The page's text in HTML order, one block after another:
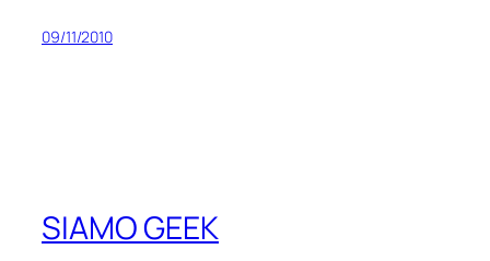
09/11/2010
SIAMO GEEK